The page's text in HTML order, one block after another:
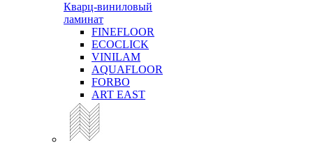
Кварц-виниловый
ламинат
FINEFLOOR
ECOCLICK
VINILAM
AQUAFLOOR
FORBO
ART EAST